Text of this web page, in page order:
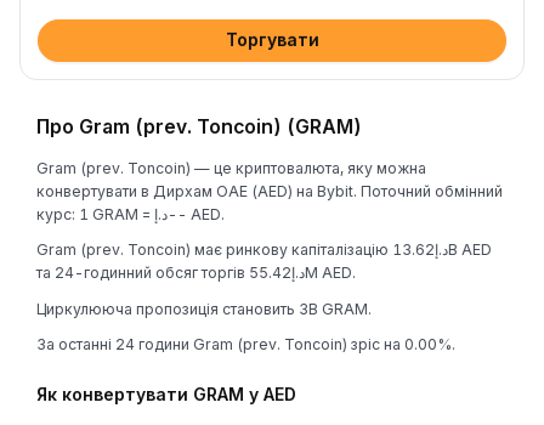
Торгувати
Про Gram (prev. Toncoin) (GRAM)
Gram (prev. Toncoin) — це криптовалюта, яку можна
конвертувати в Дирхам ОАЕ (AED) на Bybit. Поточний обмінний
курс: 1 GRAM = د.إ-- AED.
Gram (prev. Toncoin) має ринкову капіталізацію د.إ13.62B AED
та 24-годинний обсяг торгів د.إ55.42M AED.
Циркулююча пропозиція становить 3B GRAM.
За останні 24 години Gram (prev. Toncoin) зріс на 0.00%.
Як конвертувати GRAM у AED